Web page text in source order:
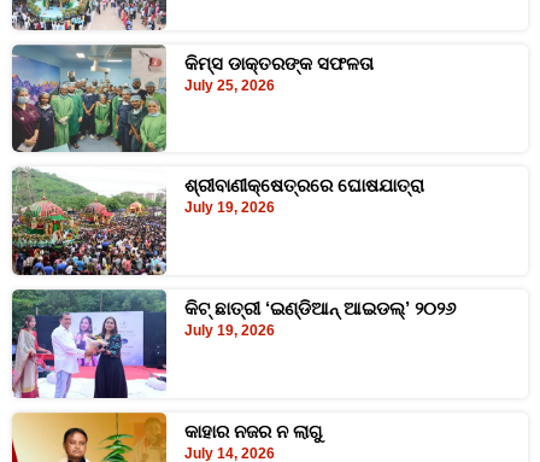
କିମ୍‍ସ ଡାକ୍ତରଙ୍କ ସଫଳତା
July 25, 2026
ଶ୍ରୀବାଣୀକ୍ଷେତ୍ରରେ ଘୋଷଯାତ୍ରା
July 19, 2026
କିଟ୍‍ ଛାତ୍ରୀ ‘ଇଣ୍ଡିଆନ୍ ଆଇଡଲ୍‌’ ୨୦୨୬
July 19, 2026
କାହାର ନଜର ନ ଲାଗୁ
July 14, 2026